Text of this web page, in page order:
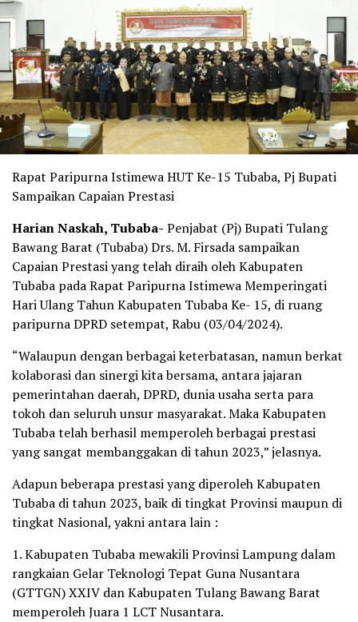
Rapat Paripurna Istimewa HUT Ke-15 Tubaba, Pj Bupati
Sampaikan Capaian Prestasi
Harian Naskah, Tubaba- Penjabat (Pj) Bupati Tulang
Bawang Barat (Tubaba) Drs. M. Firsada sampaikan
Capaian Prestasi yang telah diraih oleh Kabupaten
Tubaba pada Rapat Paripurna Istimewa Memperingati
Hari Ulang Tahun Kabupaten Tubaba Ke- 15, di ruang
paripurna DPRD setempat, Rabu (03/04/2024).
“Walaupun dengan berbagai keterbatasan, namun berkat
kolaborasi dan sinergi kita bersama, antara jajaran
pemerintahan daerah, DPRD, dunia usaha serta para
tokoh dan seluruh unsur masyarakat. Maka Kabupaten
Tubaba telah berhasil memperoleh berbagai prestasi
yang sangat membanggakan di tahun 2023,” jelasnya.
Adapun beberapa prestasi yang diperoleh Kabupaten
Tubaba di tahun 2023, baik di tingkat Provinsi maupun di
tingkat Nasional, yakni antara lain :
1. Kabupaten Tubaba mewakili Provinsi Lampung dalam
rangkaian Gelar Teknologi Tepat Guna Nusantara
(GTTGN) XXIV dan Kabupaten Tulang Bawang Barat
memperoleh Juara 1 LCT Nusantara.